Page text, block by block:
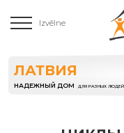
Izvēlne
ЛАТВИЯ
НАДЕЖНЫЙ ДОМ ДЛЯ РАЗНЫХ ЛЮДЕЙ